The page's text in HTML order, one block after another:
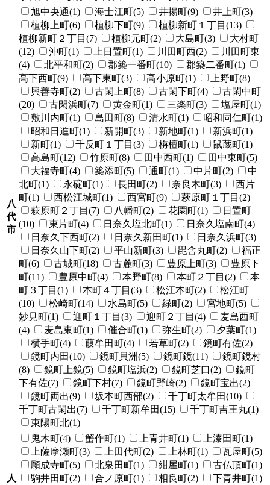
八
代
市
旭中央通(1) 海士江町(5) 井揚町(9)
井上町(3)
植柳上町(6)
植柳下町(9)
植柳新町１丁目(13)
植柳新町２丁目(7)
植柳元町(2) 大島町(3)
大村町
(12)
沖町(1) 上日置町(1) 川田町西(2)
川田町東
(4)
北平和町(2) 郡築一番町(10)
郡築二番町(1)
高下西町(9)
高下東町(3) 高小原町(1)
上野町(8)
興善寺町(2)
古閑上町(8) 古閑下町(4)
古閑中町
(20)
古閑浜町(7) 黄金町(1) 三楽町(3)
塩屋町(1)
敷川内町(1)
島田町(8) 清水町(1)
昭和同仁町(1)
昭和日進町(1)
新開町(3) 新地町(1)
新浜町(1)
新町(1)
千反町１丁目(3) 栴檀町(1)
鼠蔵町(1)
高島町(12)
竹原町(8) 田中西町(1)
田中東町(5)
大福寺町(4)
築添町(5) 通町(1) 中片町(2)
中
北町(1)
永碇町(1) 長田町(2) 奈良木町(3)
西片
町(1)
西松江城町(1) 西宮町(9)
萩原町１丁目(2)
萩原町２丁目(7)
八幡町(2) 花園町(1)
日置町
(10)
東片町(4) 日奈久塩北町(1)
日奈久塩南町(4)
日奈久下西町(2)
日奈久新田町(1)
日奈久浜町(3)
日奈久山下町(2)
平山新町(3) 毘舎丸町(2)
福正
町(6)
古城町(18) 古麓町(3) 豊原上町(3)
豊原下
町(11)
豊原中町(4) 本野町(8) 本町２丁目(2)
本
町３丁目(1)
本町４丁目(3) 松江本町(2)
松江町
(10)
松崎町(14) 水島町(5) 緑町(2)
宮地町(5)
妙見町(1)
迎町１丁目(3) 迎町２丁目(4)
麦島西町
(4)
麦島東町(1) 催合町(1) 弥生町(2)
夕葉町(1)
横手町(4)
葭牟田町(4) 若草町(2)
鏡町有佐(2)
鏡町内田(10)
鏡町貝洲(5) 鏡町鏡(11)
鏡町鏡村
(8)
鏡町上鏡(5) 鏡町塩浜(2) 鏡町芝口(2)
鏡町
下有佐(7)
鏡町下村(7) 鏡町野崎(2)
鏡町宝出(2)
鏡町両出(9)
坂本町西部(2)
千丁町太牟田(10)
千丁町古閑出(7)
千丁町新牟田(15)
千丁町吉王丸(1)
東陽町北(1)
人
鬼木町(4) 蟹作町(1) 上青井町(1)
上漆田町(1)
上薩摩瀬町(3)
上田代町(2) 上林町(1)
瓦屋町(5)
願成寺町(5)
北泉田町(1) 紺屋町(1)
古仏頂町(1)
駒井田町(2)
合ノ原町(1) 相良町(2)
下青井町(1)